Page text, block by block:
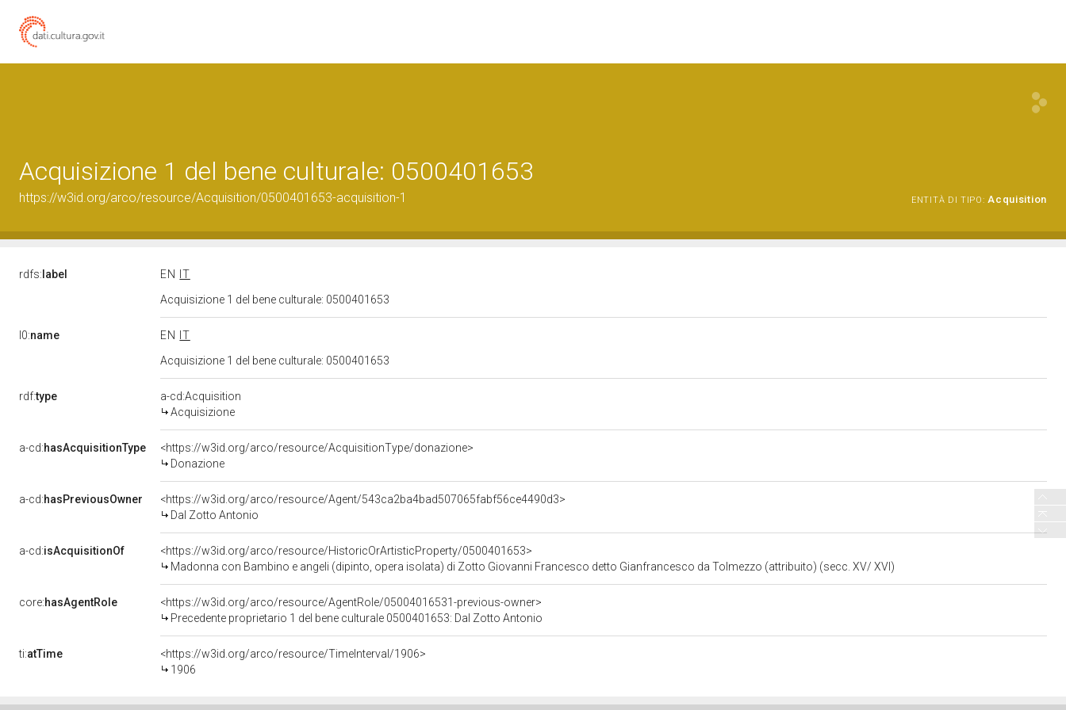
Acquisizione 1 del bene culturale: 0500401653
https://w3id.org/arco/resource/Acquisition/0500401653-acquisition-1 ENTITÀ DI TIPO: Acquisition
rdfs: label EN
IT
Acquisizione 1 del bene culturale: 0500401653
l0:name EN
IT
Acquisizione 1 del bene culturale: 0500401653
rdf:type
a-cd:Acquisition
Acquisizione
a-cd:hasAcquisitionType
<https://w3id.org/arco/resource/AcquisitionType/donazione>
Donazione
a-cd:hasPreviousOwner
<https://w3id.org/arco/resource/Agent/543ca2ba4bad507065fabf56ce4490d3>
Dal Zotto Antonio
a-cd:isAcquisitionOf
<https://w3id.org/arco/resource/HistoricOrArtisticProperty/0500401653>
Madonna con Bambino e angeli (dipinto, opera isolata) di Zotto Giovanni Francesco detto Gianfrancesco da Tolmezzo (attribuito) (secc. XV/ XVI)
core:hasAgentRole
<https://w3id.org/arco/resource/AgentRole/05004016531-previous-owner>
Precedente proprietario 1 del bene culturale 0500401653: Dal Zotto Antonio
ti:atTime
<https://w3id.org/arco/resource/TimeInterval/1906>
1906